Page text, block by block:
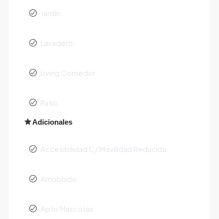
Jardín
Lavadero
Living Comedor
Patio
Adicionales
Accesibilidad C/ Movilidad Reducida
Amoblado
Apto Mascotas